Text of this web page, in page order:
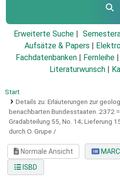
Erweiterte Suche
Aufsätze & Papers
Fachdatenbanken
Fernleihe
Literaturwunsch
Start
Details zu: Erläuterungen zur
benachbarten Bundesstaaten. 2372
Gradabteilung 55, No. 14; Lieferung
durch O. Grupe /
Normale Ansicht
ISBD